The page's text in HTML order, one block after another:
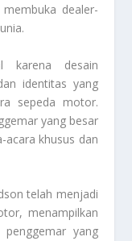
dealer-
karena desain
identitas yang
sepeda motor.
yang besar
acara khusus dan
telah menjadi
menampilkan
yang